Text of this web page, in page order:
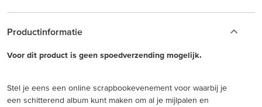
Productinformatie
Voor dit product is geen spoedverzending mogelijk.
Stel je eens een online scrapbookevenement voor waarbij je
een schitterend album kunt maken om al je mijlpalen en